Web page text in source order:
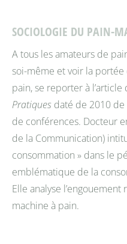
SOCIOLOGIE DU PAIN-
A tous les amateurs de
soi-même et voir la portée
pain, se reporter à l’article
Pratiques daté de 2010
de conférences. Docteur
de la Communication)
consommation » dans le
emblématique de la
Elle analyse
machine à pain.